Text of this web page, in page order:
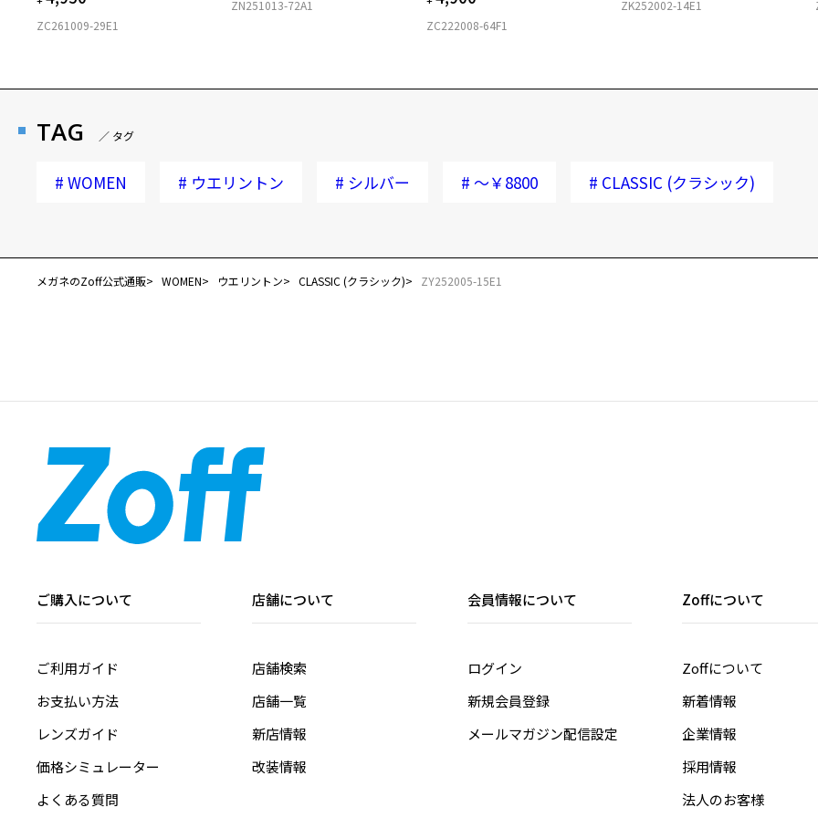
ZC261009-29E1
ZN251013-72A1
ZC222008-64F1
ZK252002-14E1
TAG ／ タグ
# WOMEN # ウエリントン # シルバー # ～￥8800 # CLASSIC (クラシック)
メガネのZoff公式通販 WOMEN ウエリントン CLASSIC (クラシック) ZY252005-15E1
ご購入について
ご利用ガイド
お支払い方法
レンズガイド
価格シミュレーター
よくある質問
店舗について
店舗検索
店舗一覧
新店情報
改装情報
会員情報について
ログイン
新規会員登録
メールマガジン配信設定
Zoffについて
Zoffについて
新着情報
企業情報
採用情報
法人のお客様